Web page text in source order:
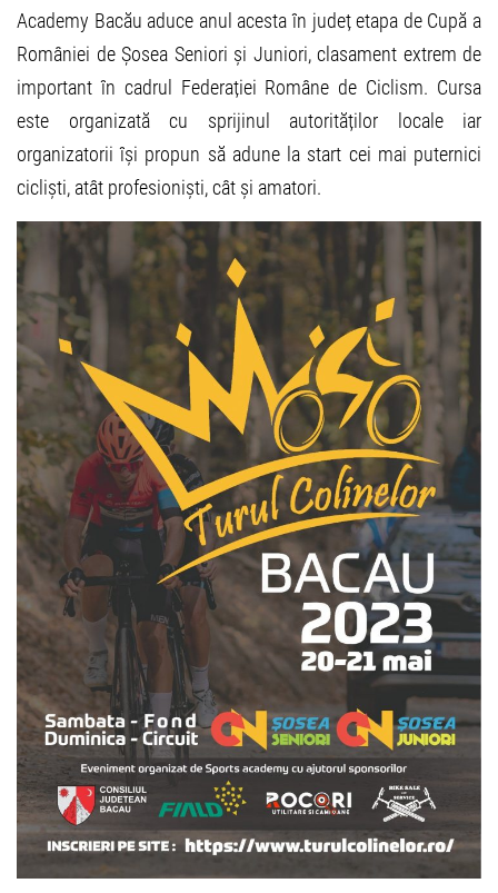
Academy Bacău aduce anul acesta în județ etapa de Cupă a
României de Șosea Seniori și Juniori, clasament extrem de
important în cadrul Federației Române de Ciclism. Cursa
este organizată cu sprijinul autorităților locale iar
organizatorii își propun să adune la start cei mai puternici
cicliști, atât profesioniști, cât și amatori.